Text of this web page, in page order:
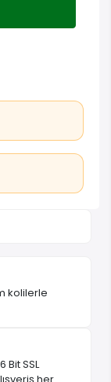
kolilerle
SSL